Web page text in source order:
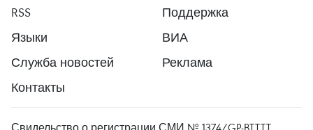
RSS
Поддержка
Языки
ВИА
Служба новостей
Реклама
Контакты